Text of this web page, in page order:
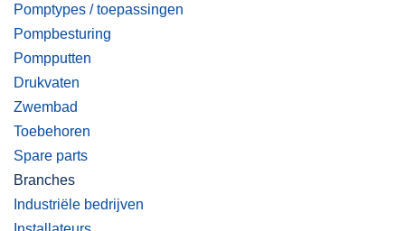
Pomptypes / toepassingen
Pompbesturing
Pompputten
Drukvaten
Zwembad
Toebehoren
Spare parts
Branches
Industriële bedrijven